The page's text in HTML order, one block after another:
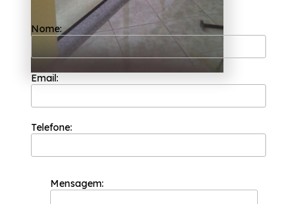
Nome:
Email:
Telefone:
Mensagem: